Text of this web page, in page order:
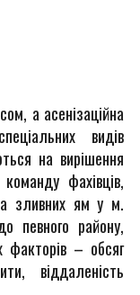
а асенізаційна
видів
на вирішення
фахівців,
зливних ям у м.
певного району,
факторів – обсяг
віддаленість